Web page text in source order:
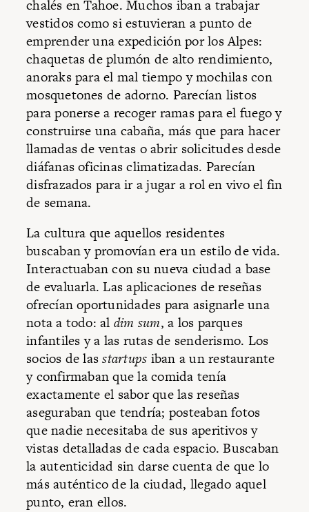
chalés en Tahoe. Muchos iban a trabajar
vestidos como si estuvieran a punto de
emprender una expedición por los Alpes:
chaquetas de plumón de alto rendimiento,
anoraks para el mal tiempo y mochilas con
mosquetones de adorno. Parecían listos
para ponerse a recoger ramas para el fuego y
construirse una cabaña, más que para hacer
llamadas de ventas o abrir solicitudes desde
diáfanas oficinas climatizadas. Parecían
disfrazados para ir a jugar a rol en vivo el fin
de semana.
La cultura que aquellos residentes
buscaban y promovían era un estilo de vida.
Interactuaban con su nueva ciudad a base
de evaluarla. Las aplicaciones de reseñas
ofrecían oportunidades para asignarle una
nota a todo: al dim sum, a los parques
infantiles y a las rutas de senderismo. Los
socios de lasstartups iban a un restaurante
y confirmaban que la comida tenía
exactamente el sabor que las reseñas
aseguraban que tendría; posteaban fotos
que nadie necesitaba de sus aperitivos y
vistas detalladas de cada espacio. Buscaban
la autenticidad sin darse cuenta de que lo
más auténtico de la ciudad, llegado aquel
punto, eran ellos.